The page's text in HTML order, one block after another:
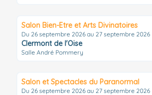
Salon Bien-Etre et Arts Divinatoires
Du 26 septembre 2026 au 27 septembre 2026
Clermont de l'Oise
Salle André Pommery
Salon et Spectacles du Paranormal
Du 26 septembre 2026 au 27 septembre 2026